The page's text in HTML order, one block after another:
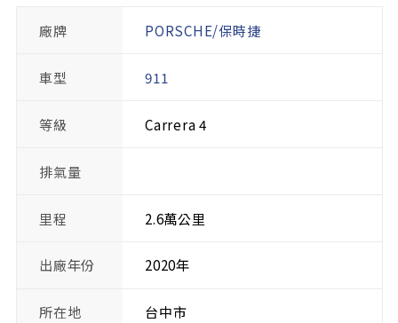
廠牌 PORSCHE/保時捷
車型 911
等級 Carrera 4
排氣量
里程 2.6萬公里
出廠年份 2020年
所在地 台中市